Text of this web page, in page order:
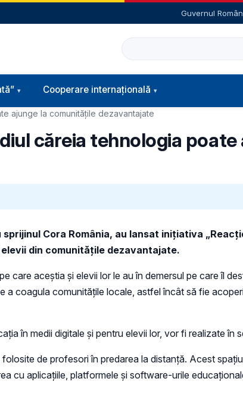
Guvernul
Caută
Cooperare internațională
ajunge la comunitățile dezavantajate
căreia tehnologia poate
Cora România, au lansat inițiativa
din comunitățile dezavantajate.
care aceștia și elevii lor le au în demersul pe care îl
a coagula comunitățile locale, astfel încât să fie
în medii digitale și pentru elevii lor, vor fi realizate în
de profesori în predarea la distanță. Acest
cu aplicațiile, platformele și software-urile